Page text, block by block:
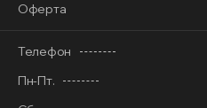
Оферта
Телефон
Пн-Пт.